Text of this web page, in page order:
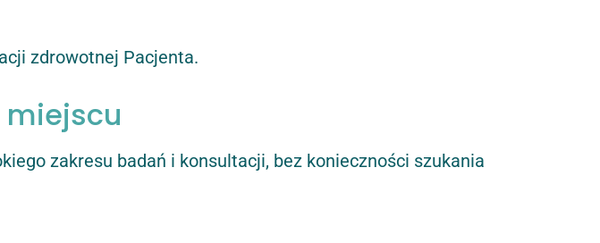
zdrowotnej Pacjenta.
miejscu
zakresu badań i konsultacji, bez konieczności szukania